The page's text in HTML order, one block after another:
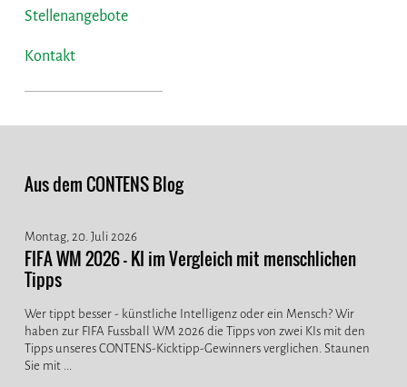
Stellenangebote
Kontakt
Aus dem CONTENS Blog
Montag, 20. Juli 2026
FIFA WM 2026 - KI im Vergleich mit menschlichen
Tipps
Wer tippt besser - künstliche Intelligenz oder ein Mensch? Wir
haben zur FIFA Fussball WM 2026 die Tipps von zwei KIs mit den
Tipps unseres CONTENS-Kicktipp-Gewinners verglichen. Staunen
Sie mit ...